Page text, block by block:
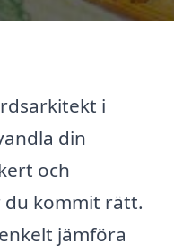
i
din
och
du kommit rätt.
jämföra